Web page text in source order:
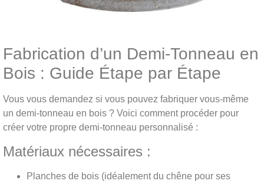
Fabrication d’un Demi-Tonneau en
Bois : Guide Étape par Étape
Vous vous demandez si vous pouvez fabriquer vous-même
un demi-tonneau en bois ? Voici comment procéder pour
créer votre propre demi-tonneau personnalisé :
Matériaux nécessaires :
Planches de bois (idéalement du chêne pour ses